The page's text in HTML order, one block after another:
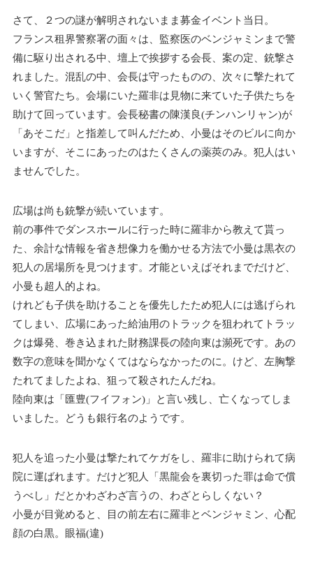
さて、２つの謎が解明されないまま募金イベント当日。
フランス租界警察署の面々は、監察医のベンジャミンまで警
備に駆り出される中、壇上で挨拶する会長、案の定、銃撃さ
れました。混乱の中、会長は守ったものの、次々に撃たれて
いく警官たち。会場にいた羅非は見物に来ていた子供たちを
助けて回っています。会長秘書の陳漢良(チンハンリャン)が
「あそこだ」と指差して叫んだため、小曼はそのビルに向か
いますが、そこにあったのはたくさんの薬莢のみ。犯人はい
ませんでした。
広場は尚も銃撃が続いています。
前の事件でダンスホールに行った時に羅非から教えて貰っ
た、余計な情報を省き想像力を働かせる方法で小曼は黒衣の
犯人の居場所を見つけます。才能といえばそれまでだけど、
小曼も超人的よね。
けれども子供を助けることを優先したため犯人には逃げられ
てしまい、広場にあった給油用のトラックを狙われてトラッ
クは爆発、巻き込まれた財務課長の陸向東は瀕死です。あの
数字の意味を聞かなくてはならなかったのに。けど、左胸撃
たれてましたよね、狙って殺されたんだね。
陸向東は「匯豊(フイフォン)」と言い残し、亡くなってしま
いました。どうも銀行名のようです。
犯人を追った小曼は撃たれてケガをし、羅非に助けられて病
院に運ばれます。だけど犯人「黒龍会を裏切った罪は命で償
うべし」だとかわざわざ言うの、わざとらしくない？
小曼が目覚めると、目の前左右に羅非とベンジャミン、心配
顔の白黒。眼福(違)